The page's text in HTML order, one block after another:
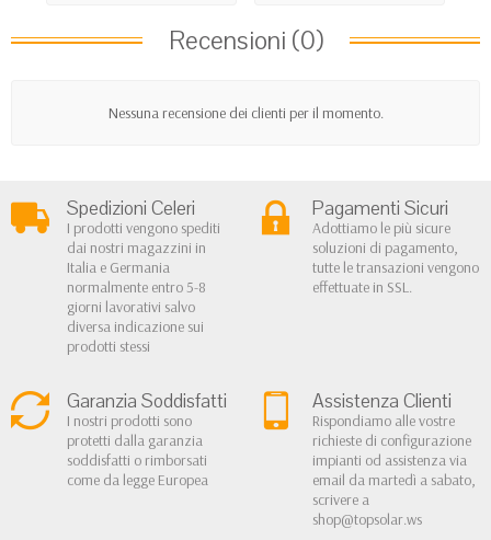
Recensioni (0)
Nessuna recensione dei clienti per il momento.
Spedizioni Celeri
I prodotti vengono spediti
dai nostri magazzini in
Italia e Germania
normalmente entro 5-8
giorni lavorativi salvo
diversa indicazione sui
prodotti stessi
Pagamenti Sicuri
Adottiamo le più sicure
soluzioni di pagamento,
tutte le transazioni vengono
effettuate in SSL.
Garanzia Soddisfatti
I nostri prodotti sono
protetti dalla garanzia
soddisfatti o rimborsati
come da legge Europea
Assistenza Clienti
Rispondiamo alle vostre
richieste di configurazione
impianti od assistenza via
email da martedì a sabato,
scrivere a
shop@topsolar.ws